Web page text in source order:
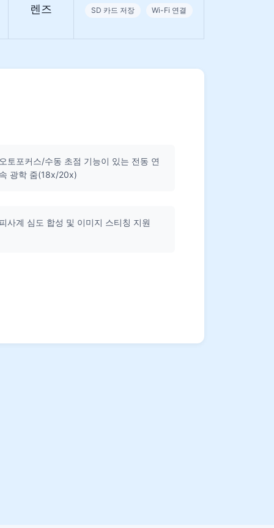
렌즈
SD 카드 저장 Wi-Fi 연결
토포커스/수동 초점 기능이 있는 전동 연
광학 줌(18x/20x)
사계 심도 합성 및 이미지 스티칭 지원